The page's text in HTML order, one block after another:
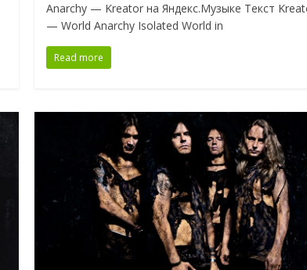
Anarchy — Kreator на Яндекс.Музыке Текст
— World Anarchy Isolated World in
Read more